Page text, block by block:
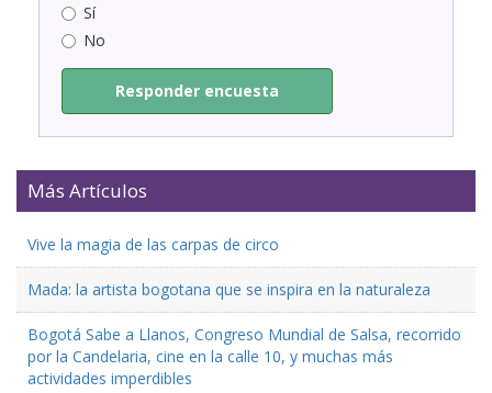
Sí
No
Responder encuesta
Más Artículos
Vive la magia de las carpas de circo
Mada: la artista bogotana que se inspira en la naturaleza
Bogotá Sabe a Llanos, Congreso Mundial de Salsa, recorrido
por la Candelaria, cine en la calle 10, y muchas más
actividades imperdibles